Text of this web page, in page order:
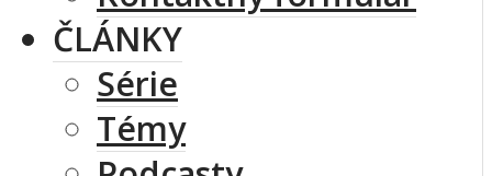
ČLÁNKY
Série
Témy